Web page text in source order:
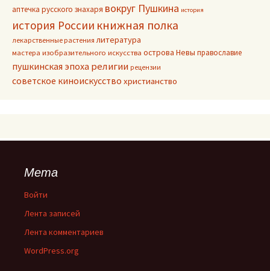
аптечка русского знахаря вокруг Пушкина история
история России книжная полка
лекарственные растения литература
мастера изобразительного искусства острова Невы православие
пушкинская эпоха религии рецензии
советское киноискусство христианство
Мета
Войти
Лента записей
Лента комментариев
WordPress.org